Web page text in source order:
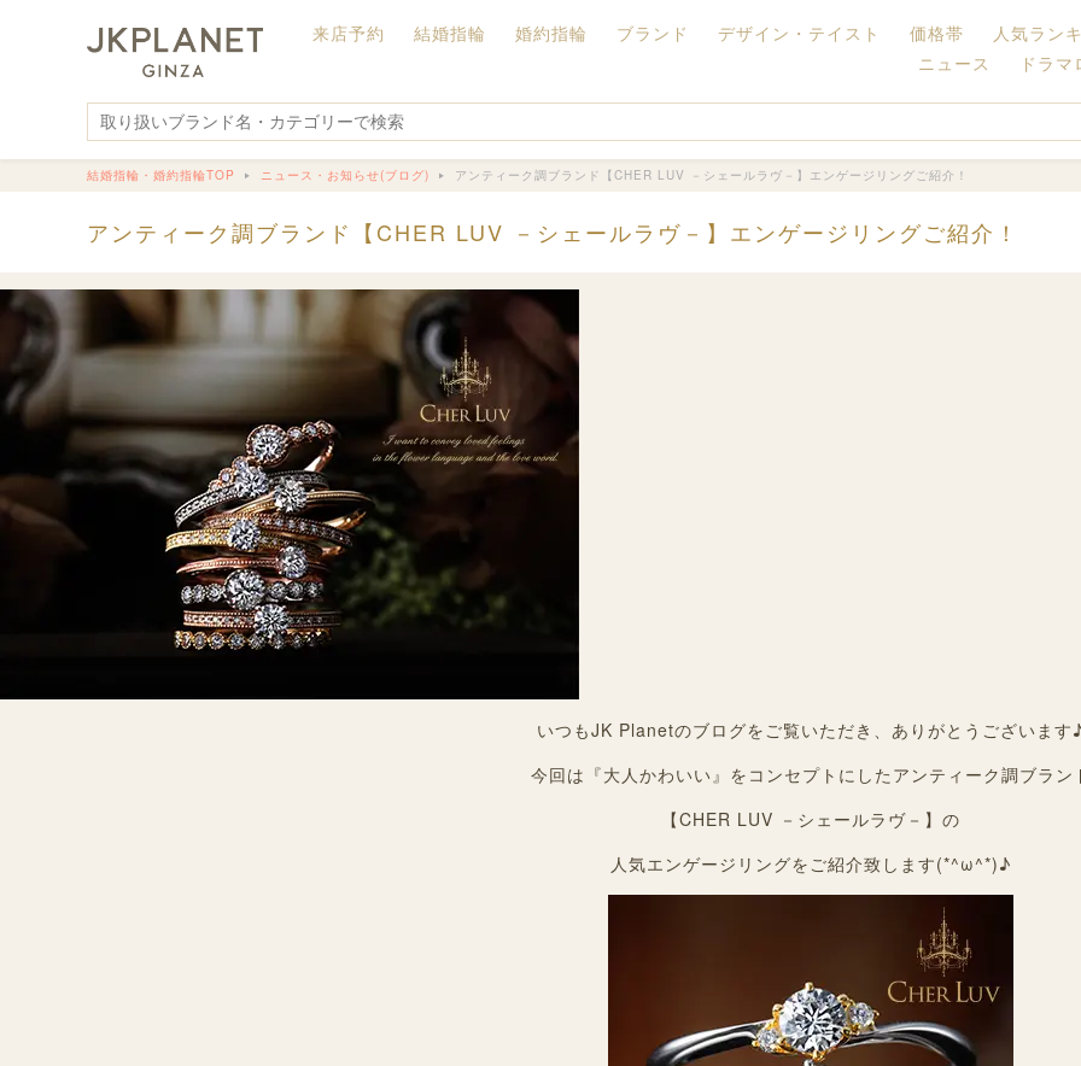
来店予約 結婚指輪 婚約指輪 ブランド デザイン・テイスト 価格帯
人気ラン
ニュース
ドラマ
結婚指輪・婚約指輪TOP ニュース・お知らせ(ブログ) アンティーク調ブランド【CHER LUV －シェールラヴ－】エンゲージリングご紹介！
アンティーク調ブランド【CHER LUV －シェールラヴ－】エンゲージリングご紹介！
いつもJK Planetのブログをご覧いただき、ありがとうございます
今回は『大人かわいい』をコンセプトにしたアンティーク調ブラン
【CHER LUV －シェールラヴ－】の
人気エンゲージリングをご紹介致します(*^ω^*)♪